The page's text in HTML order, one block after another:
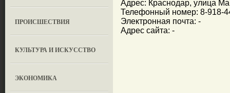
ПРОИСШЕСТВИЯ
КУЛЬТУРА И ИСКУССТВО
ЭКОНОМИКА
Адрес: Краснодар, улица
Телефонный номер: 8-918-
Электронная почта: -
Адрес сайта: -